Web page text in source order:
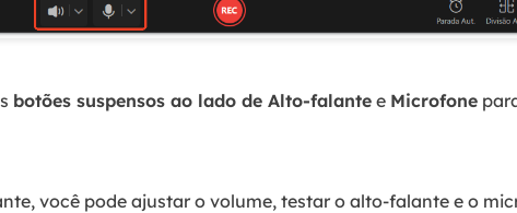
botões suspensos ao lado de Alto-falante e Microfone
você pode ajustar o volume, testar o alto-falante e o